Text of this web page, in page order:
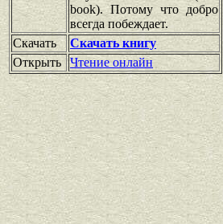
book). Потому что добро
всегда побеждает.
Скачать
Скачать книгу
Открыть
Чтение онлайн